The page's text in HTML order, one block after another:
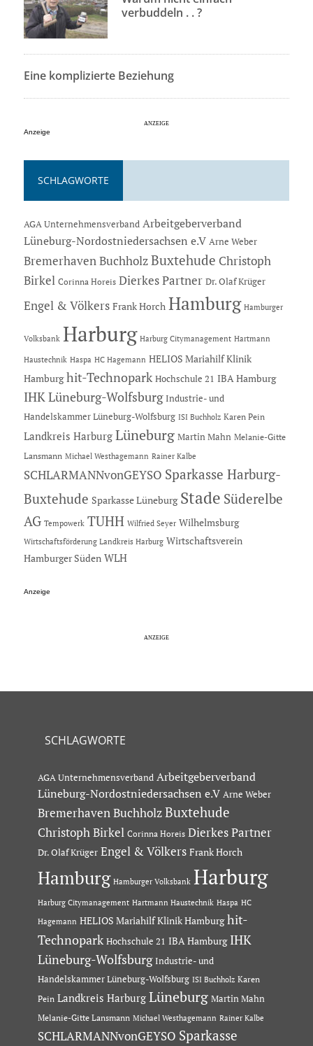
verbuddeln . . ?
Eine komplizierte Beziehung
Anzeige
SCHLAGWORTE
AGA Unternehmensverband Arbeitgeberverband
Lüneburg-Nordostniedersachsen e.V Arne Weber
Bremerhaven Buchholz Buxtehude Christoph
Birkel Corinna Horeis Dierkes Partner Dr. Olaf Krüger
Engel & Völkers Frank Horch Hamburg Hamburger
Volksbank Harburg Harburg Citymanagement Hartmann
Haustechnik Haspa HC Hagemann HELIOS Mariahilf Klinik
Hamburg hit-Technopark Hochschule 21 IBA Hamburg
IHK Lüneburg-Wolfsburg Industrie- und
Handelskammer Lüneburg-Wolfsburg ISI Buchholz Karen Pein
Landkreis Harburg Lüneburg Martin Mahn Melanie-Gitte
Lansmann Michael Westhagemann Rainer Kalbe
SCHLARMANNvonGEYSO Sparkasse Harburg-
Buxtehude Sparkasse Lüneburg Stade Süderelbe
AG Tempowerk TUHH Wilfried Seyer Wilhelmsburg
Wirtschaftsförderung Landkreis Harburg Wirtschaftsverein
Hamburger Süden WLH
Anzeige
SCHLAGWORTE
AGA Unternehmensverband Arbeitgeberverband
Lüneburg-Nordostniedersachsen e.V Arne Weber
Bremerhaven Buchholz Buxtehude
Christoph Birkel Corinna Horeis Dierkes Partner
Dr. Olaf Krüger Engel & Völkers Frank Horch
Hamburg Hamburger Volksbank Harburg
Harburg Citymanagement Hartmann Haustechnik Haspa HC
Hagemann HELIOS Mariahilf Klinik Hamburg hit-
Technopark Hochschule 21 IBA Hamburg IHK
Lüneburg-Wolfsburg Industrie- und
Handelskammer Lüneburg-Wolfsburg ISI Buchholz Karen
Pein Landkreis Harburg Lüneburg Martin Mahn
Melanie-Gitte Lansmann Michael Westhagemann Rainer Kalbe
SCHLARMANNvonGEYSO Sparkasse